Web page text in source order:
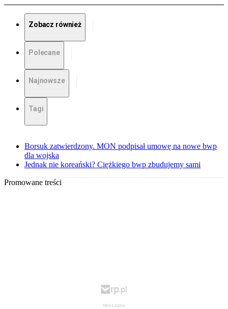
Zobacz również
Polecane
Najnowsze
Tagi
Borsuk zatwierdzony. MON podpisał umowę na nowe bwp
dla wojska
Jednak nie koreański? Ciężkiego bwp zbudujemy sami
Promowane treści